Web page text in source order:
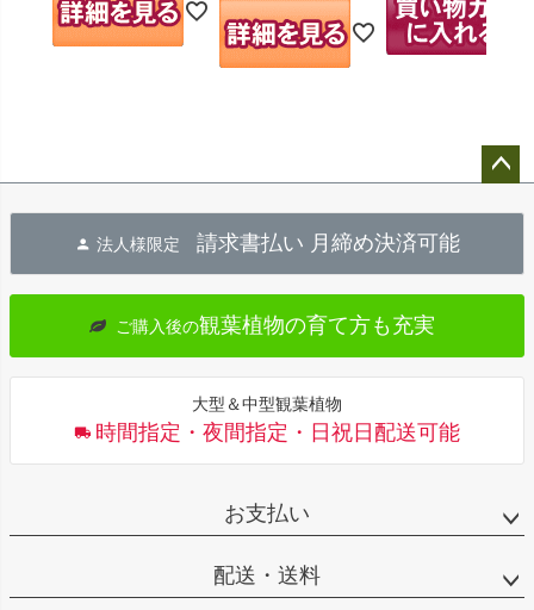
へ
法人様限定 請求書払い 月締め決済可能
ご購入後の観葉植物の育て方も充実
大型＆中型観葉植物
時間指定・夜間指定・日祝日配送可能
お支払い
配送・送料